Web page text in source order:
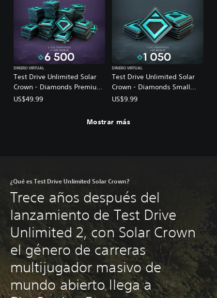
Test Drive Unlimited Solar
Crown - Diamonds Premium
Pack
DINERO VIRTUAL
US$49.99
Test Drive Unlimited Solar
Crown - Diamonds Small
Pack
DINERO VIRTUAL
US$9.99
Mostrar más
¿Qué es Test Drive Unlimited Solar Crown?
Trece años después del
lanzamiento de Test Drive
Unlimited 2, con Solar Crown
el género de carreras
multijugador masivo de
mundo abierto llega a